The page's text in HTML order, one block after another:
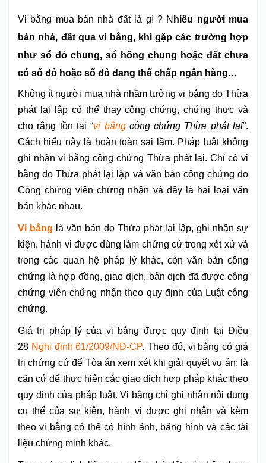
Vi bằng mua bán nhà đất là gì ? N hiều người mua
bán nhà, đất qua vi bằng, khi gặp các trường hợp
như sổ đỏ chung, sổ hồng chung hoặc đất chưa
có sổ đỏ hoặc sổ đỏ đang thế chấp ngân hàng…
Không ít người mua nhà nhầm tưởng vi bằng do Thừa
phát lại lập có thể thay công chứng, chứng thực và
cho rằng tồn tại “vi bằngcông chứng Thừa phát lại”.
Cách hiểu này là hoàn toàn sai lầm. Pháp luật không
ghi nhận vi bằng công chứng Thừa phát lại. Chỉ có vi
bằng do Thừa phát lại lập và văn bản công chứng do
Công chứng viên chứng nhận và đây là hai loại văn
bản khác nhau.
Vi bằng là văn bản do Thừa phát lại lập, ghi nhận sự
kiện, hành vi được dùng làm chứng cứ trong xét xử và
trong các quan hệ pháp lý khác, còn văn bản công
chứng là hợp đồng, giao dịch, bản dịch đã được công
chứng viên chứng nhận theo quy định của Luật công
chứng.
Giá trị pháp lý của vi bằng được quy định tại Điều
28 Nghị định 61/2009/NĐ-CP. Theo đó, vi bằng có giá
trị chứng cứ để Tòa án xem xét khi giải quyết vụ án; là
căn cứ để thực hiện các giao dịch hợp pháp khác theo
quy định của pháp luật. Vi bằng chỉ ghi nhận nội dung
cụ thể của sự kiện, hành vi được ghi nhận và kèm
theo vi bằng có thể có hình ảnh, băng hình và các tài
liệu chứng minh khác.